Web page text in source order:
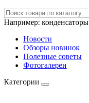
Например: конденсаторы
Новости
Обзоры новинок
Полезные советы
Фотогалереи
Категории